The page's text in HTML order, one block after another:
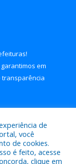
!
em
transparência
de
você
de cookies.
é feito, acesse
clique em